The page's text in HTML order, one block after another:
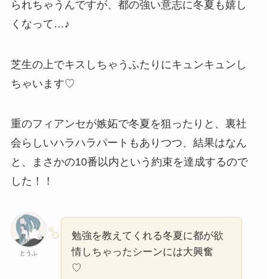
られちゃうんですが、都の強い意志に冬夏も嬉し
くなって…♪
芝生の上でキスしちゃうふたりにキュンキュンし
ちゃいます♡
重のフィアンセが嫉妬で冬夏を狙ったりと、裏社
会らしいハラハラパートもありつつ、結果はなん
と、まさかの10番以内という約束を達成するので
した！！
とうふ
勉強を教えてくれる冬夏に都が欲
情しちゃったシーンには大興奮
♡